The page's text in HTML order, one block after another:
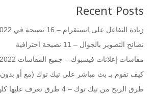
Recent Posts
زيادة التفاعل على انستقرام – 16 نصيحة في 2022
نصائح التصوير بالجوال – 11 نصيحة احترافية
مقاسات إعلانات فيسبوك – جميع المقاسات 2022
كيف تقوم بـ بث مباشر على تيك توك (مع أو بدون 1000 متابع)
طرق الربح من تيك توك – 4 طرق تعرف عليها كلها